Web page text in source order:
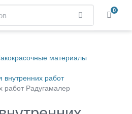
Найти 0
материалы
внутренних работ
работ Радугамалер